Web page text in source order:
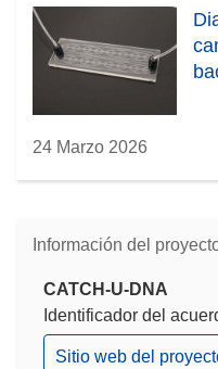
24 Marzo 2026
Información del
CATCH-U-DNA
Identificador del
(se
Sitio web del